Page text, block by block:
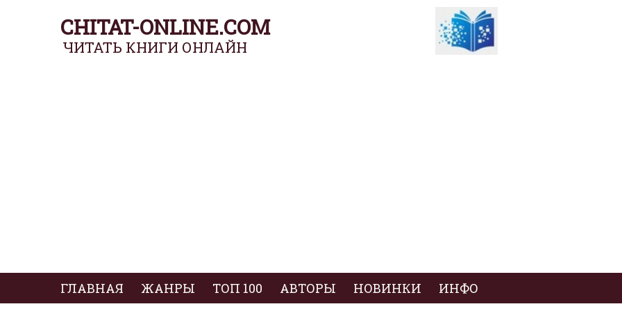
CHITAT-ONLINE.COM
ЧИТАТЬ КНИГИ ОНЛАЙН
ГЛАВНАЯ ЖАНРЫ ТОП 100 АВТОРЫ НОВИНКИ ИНФО